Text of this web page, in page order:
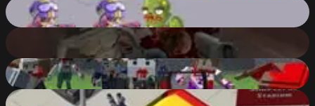
Squad Defense
83
Residence of Evil
78
Pixel Apocalypse: Infection Begin
88%
Zombie Crowd